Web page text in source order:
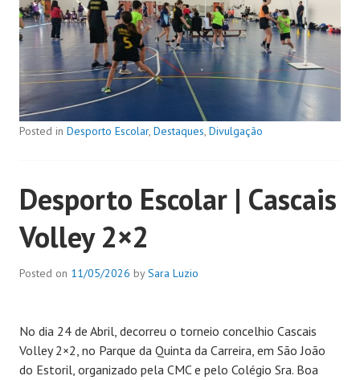
Posted in Desporto Escolar, Destaques, Divulgação
Desporto Escolar | Cascais
Volley 2×2
Posted on 11/05/2026 bySara Luzio
No dia 24 de Abril, decorreu o torneio concelhio Cascais
Volley 2×2, no Parque da Quinta da Carreira, em São João
do Estoril, organizado pela CMC e pelo Colégio Sra. Boa